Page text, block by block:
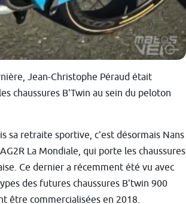
Jean-Christophe Péraud était
chaussures B'Twin au sein du peloton
sa retraite sportive, c'est désormais Nans
La Mondiale, qui porte les chaussures
Ce dernier a récemment été vu avec
des futures chaussures B'twin 900
être commercialisées en 2018.